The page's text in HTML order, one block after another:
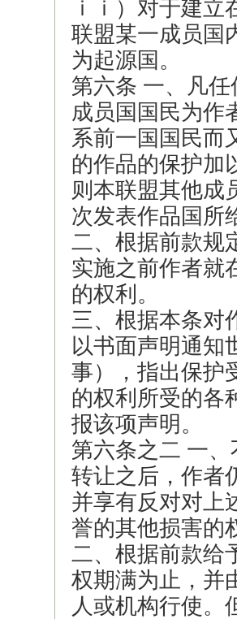
ｉｉ）对于建
联盟某一成员国
为起源国。
第六条 一、凡
成员国国民为作
系前一国国民而
的作品的保护加
则本联盟其他成
次发表作品国所
二、根据前款规
实施之前作者就
的权利。
三、根据本条对
以书面声明通知
事），指出保护
的权利所受的各
报该项声明。
第六条之二 一
转让之后，作者
并享有反对对上
誉的其他损害的
二、根据前款给
权期满为止，并
人或机构行使。